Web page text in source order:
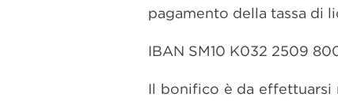
pagamento della tassa di
IBAN SM10 K032 2509
Il bonifico è da effettuarsi